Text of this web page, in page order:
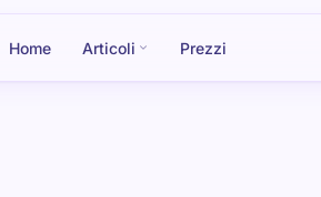
Home Articoli Prezzi